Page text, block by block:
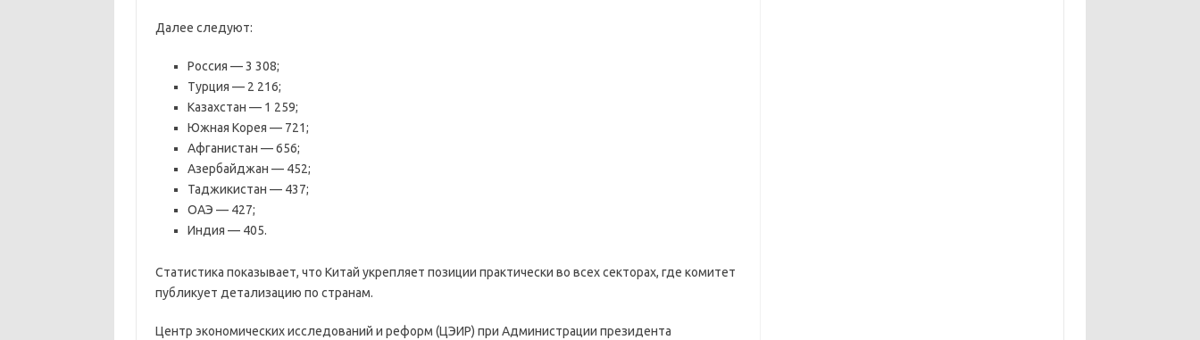
Далее следуют:
Россия — 3 308;
Турция — 2 216;
Казахстан — 1 259;
Южная Корея — 721;
Афганистан — 656;
Азербайджан — 452;
Таджикистан — 437;
ОАЭ — 427;
Индия — 405.
Статистика показывает, что Китай укрепляет позиции практически во всех секторах, где комитет
публикует детализацию по странам.
Центр экономических исследований и реформ (ЦЭИР) при Администрации президента